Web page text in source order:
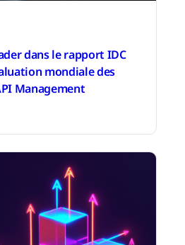
dans le rapport IDC
mondiale des
Management